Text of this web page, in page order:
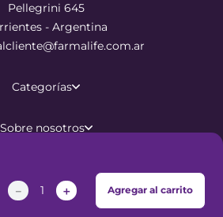
＋
－ Agregar al carrito
Pellegrini 645
- Argentina
Categorías
Sobre nosotros